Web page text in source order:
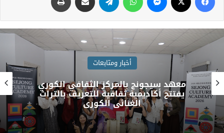
أخبار ومتابعات
بمقر كليّة التّربية للعلـــــوم الإنســــانيّة
بجـامعة الأنبار .. منــاقشة أطروحة دكتوراه
بعنوان :( تقنيات السرد في أراجيز العرب
ديوان رؤبة بن العجاج أنموذجاً )